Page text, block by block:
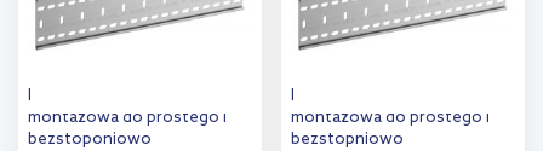
Keuco IXMO szyna
montażowa do prostego i
bezstoponiowo
Keuco IXMO szyna
montażowa do prostego i
bezstopniowo